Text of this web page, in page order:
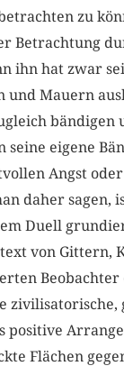
zu
Betrachtung
ihn hat zwar
und Mauern
seine eigene
Angst
daher sagen,
Duell
von
positive
Flächen